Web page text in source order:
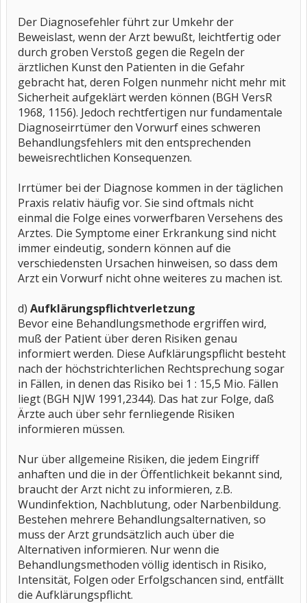
Der Diagnosefehler führt zur Umkehr der
Beweislast, wenn der Arzt bewußt, leichtfertig oder
durch groben Verstoß gegen die Regeln der
ärztlichen Kunst den Patienten in die Gefahr
gebracht hat, deren Folgen nunmehr nicht mehr mit
Sicherheit aufgeklärt werden können (BGH VersR
1968, 1156). Jedoch rechtfertigen nur fundamentale
Diagnoseirrtümer den Vorwurf eines schweren
Behandlungsfehlers mit den entsprechenden
beweisrechtlichen Konsequenzen.
Irrtümer bei der Diagnose kommen in der täglichen
Praxis relativ häufig vor. Sie sind oftmals nicht
einmal die Folge eines vorwerfbaren Versehens des
Arztes. Die Symptome einer Erkrankung sind nicht
immer eindeutig, sondern können auf die
verschiedensten Ursachen hinweisen, so dass dem
Arzt ein Vorwurf nicht ohne weiteres zu machen ist.
d) Aufklärungspflichtverletzung
Bevor eine Behandlungsmethode ergriffen wird,
muß der Patient über deren Risiken genau
informiert werden. Diese Aufklärungspflicht besteht
nach der höchstrichterlichen Rechtsprechung sogar
in Fällen, in denen das Risiko bei 1 : 15,5 Mio. Fällen
liegt (BGH NJW 1991,2344). Das hat zur Folge, daß
Ärzte auch über sehr fernliegende Risiken
informieren müssen.
Nur über allgemeine Risiken, die jedem Eingriff
anhaften und die in der Öffentlichkeit bekannt sind,
braucht der Arzt nicht zu informieren, z.B.
Wundinfektion, Nachblutung, oder Narbenbildung.
Bestehen mehrere Behandlungsalternativen, so
muss der Arzt grundsätzlich auch über die
Alternativen informieren. Nur wenn die
Behandlungsmethoden völlig identisch in Risiko,
Intensität, Folgen oder Erfolgschancen sind, entfällt
die Aufklärungspflicht.